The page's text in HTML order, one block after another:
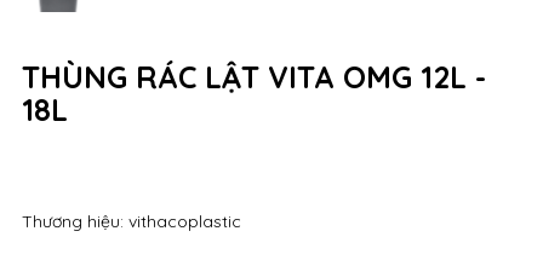
THÙNG RÁC LẬT VITA OMG 12L -
18L
Thương hiệu: vithacoplastic